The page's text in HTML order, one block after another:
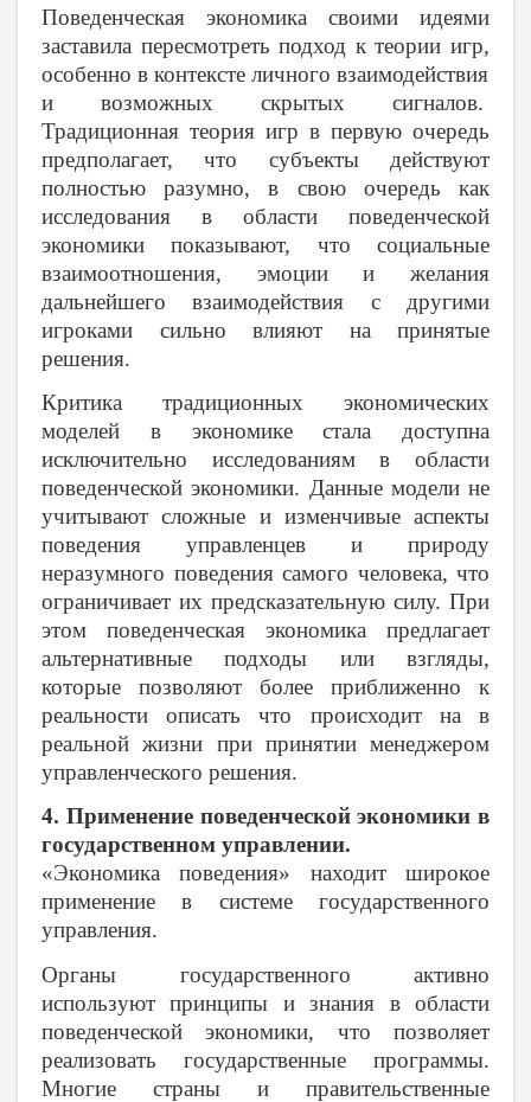
Поведенческая экономика своими идеями
заставила пересмотреть подход к теории игр,
особенно в контексте личного взаимодействия
и возможных скрытых сигналов.
Традиционная теория игр в первую очередь
предполагает, что субъекты действуют
полностью разумно, в свою очередь как
исследования в области поведенческой
экономики показывают, что социальные
взаимоотношения, эмоции и желания
дальнейшего взаимодействия с другими
игроками сильно влияют на принятые
решения.
Критика традиционных экономических
моделей в экономике стала доступна
исключительно исследованиям в области
поведенческой экономики. Данные модели не
учитывают сложные и изменчивые аспекты
поведения управленцев и природу
неразумного поведения самого человека, что
ограничивает их предсказательную силу. При
этом поведенческая экономика предлагает
альтернативные подходы или взгляды,
которые позволяют более приближенно к
реальности описать что происходит на в
реальной жизни при принятии менеджером
управленческого решения.
4. Применение поведенческой экономики в
государственном управлении.
«Экономика поведения» находит широкое
применение в системегосударственного
управления.
Органы государственного активно
используют принципы и знания в области
поведенческой экономики, что позволяет
реализовать государственные программы.
Многие страны и правительственные